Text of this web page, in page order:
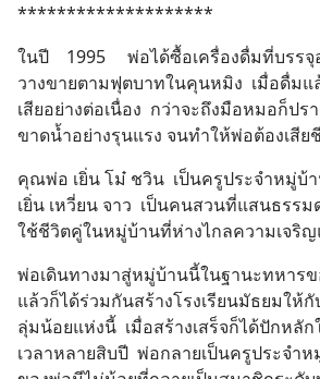
********************
ในปี    1995     พ่อได้ซื้อเครื่องดื่มที่บรร
วางขายตามฟุตบาทในคุนหมิง  เมื่อดื่มแ
เสียอย่างต่อเนื่อง  กว่าจะถึงมือหมอก็ปร
ขาดน้ำอย่างรุนแรง จนทำให้พ่อต้องเสีย
คุณพ่อ เยิ่น โม๋ ชวิน  เป็นครูประจำหมู่
เยิ่น เหวี่ยน จาว  เป็นคนสวนที่แสนธรร
ใช้ชีวิตคู่ในหมู่บ้านที่ห่างไกลความเจริ
พ่อเดินทางมาสู่หมู่บ้านนี้ในฐานะทหาร
แล้วก็ได้ร่วมกันสร้างโรงเรียนมัธยมให้
ลุ่มน้อยแห่งนี้  เมื่อสร้างเสร็จก็ได้ปักหลั
เวลาหลายสิบปี  พ่อกลายเป็นครูประจำ